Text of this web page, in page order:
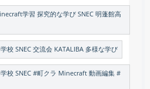
学習 探究的な学び SNEC 明蓬館高
校 SNEC 交流会 KATALIBA 多様な学び
校 SNEC #町クラ Minecraft 動画編集 #